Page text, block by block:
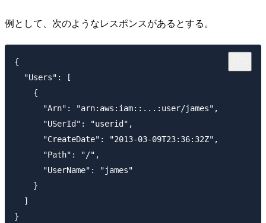
例として、次のようなレスポンスがあるとする。
{
  "Users": [
    {
      "Arn": "arn:aws:iam::...:user/james",
      "USerId": "userid",
      "CreateDate": "2013-03-09T23:36:32Z",
      "Path": "/",
      "UserName": "james"
    }
  ]